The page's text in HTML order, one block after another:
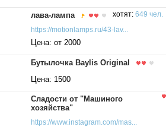
лава-лампа хотят: 649 чел.
https://motionlamps.ru/43-lav...
Цена: от 2000
Бутылочка Baylis Original
Цена: 1500
Сладости от "Машиного
хозяйства"
https://www.instagram.com/mas...